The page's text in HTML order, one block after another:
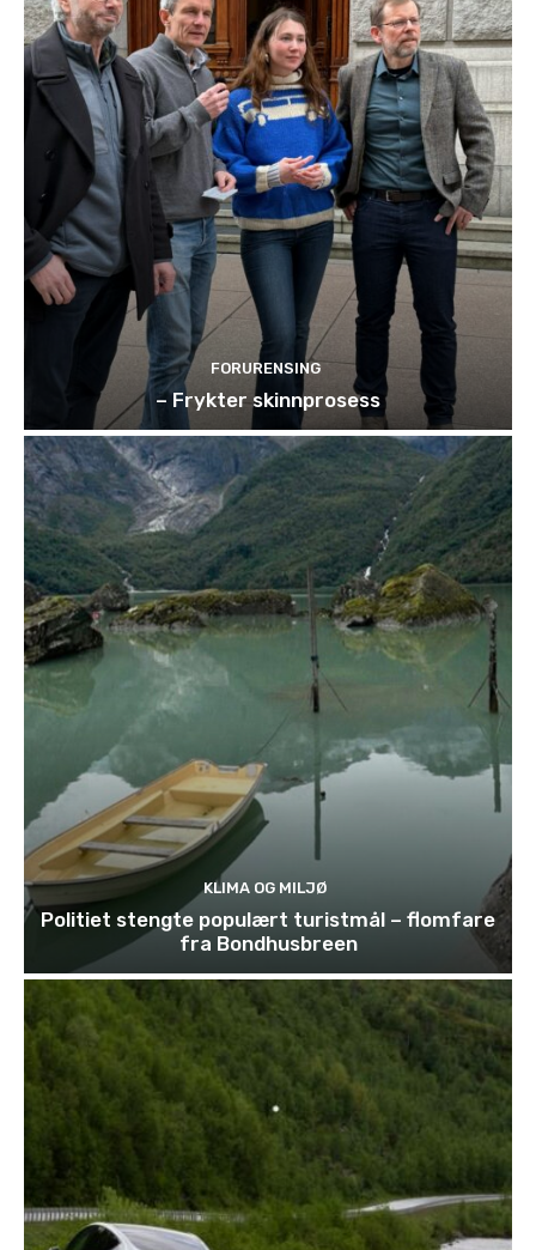
FORURENSING
– Frykter skinnprosess
KLIMA OG MILJØ
Politiet stengte populært turistmål – flomfare
fra Bondhusbreen